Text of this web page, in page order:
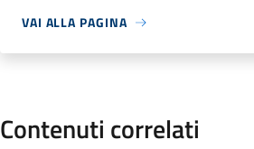
VAI ALLA PAGINA
Contenuti correlati